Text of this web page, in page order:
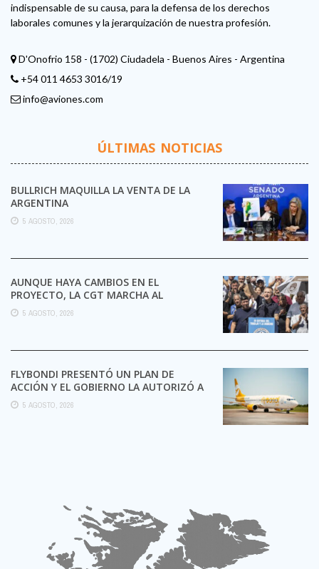
indispensable de su causa, para la defensa de los derechos
laborales comunes y la jerarquización de nuestra profesión.
D'Onofrio 158 - (1702) Ciudadela - Buenos Aires - Argentina
+54 011 4653 3016/19
info@aviones.com
ÚLTIMAS NOTICIAS
BULLRICH MAQUILLA LA VENTA DE LA
ARGENTINA
5 AGOSTO, 2026
AUNQUE HAYA CAMBIOS EN EL
PROYECTO, LA CGT MARCHA AL
CONGRESO CONTRA LA LEY DE ...
5 AGOSTO, 2026
FLYBONDI PRESENTÓ UN PLAN DE
ACCIÓN Y EL GOBIERNO LA AUTORIZÓ A
SEGUIR OPERANDO
5 AGOSTO, 2026